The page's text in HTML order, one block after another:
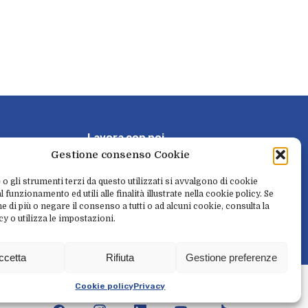
Gestione consenso Cookie
o gli strumenti terzi da questo utilizzati si avvalgono di cookie
funzionamento ed utili alle finalità illustrate nella cookie policy. Se
di più o negare il consenso a tutti o ad alcuni cookie, consulta la
o utilizza le impostazioni.
Rifiuta Gestione preferenze
Cookie policyPrivacy
Lavoraconnoi
Pr enotaeritira
New